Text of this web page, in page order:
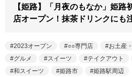
【姫路】「月夜のもなか」姫路
店オープン！抹茶ドリンクにも
2023オープン ○○専門店 お土産
グルメ
スイーツ テイクアウト
和スイーツ
姫路市 姫路駅周辺